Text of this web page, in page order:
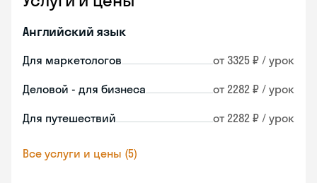
Английский язык
Для маркетологов от 3325 ₽ / урок
Деловой - для бизнеса от 2282 ₽ / урок
Для путешествий от 2282 ₽ / урок
Все услуги и цены (5)